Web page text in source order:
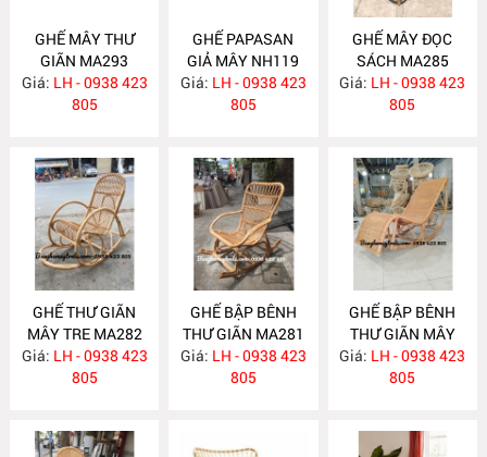
GHẾ MÂY THƯ
GIÃN MA293
Giá: LH - 0938 423
805
GHẾ PAPASAN
GIẢ MÂY NH119
Giá: LH - 0938 423
805
GHẾ MÂY ĐỌC
SÁCH MA285
Giá: LH - 0938 423
805
GHẾ THƯ GIÃN
MÂY TRE MA282
Giá: LH - 0938 423
805
GHẾ BẬP BÊNH
THƯ GIÃN MA281
Giá: LH - 0938 423
805
GHẾ BẬP BÊNH
THƯ GIÃN MÂY
TỰ NHIÊN MA267
Giá: LH - 0938 423
805